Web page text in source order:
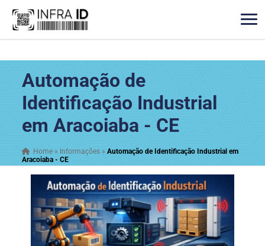
Automação de
Identificação Industrial
em Aracoiaba - CE
Home » Informações »Automação de Identificação Industrial em
Aracoiaba - CE